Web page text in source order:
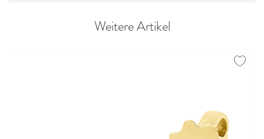
Weitere Artikel